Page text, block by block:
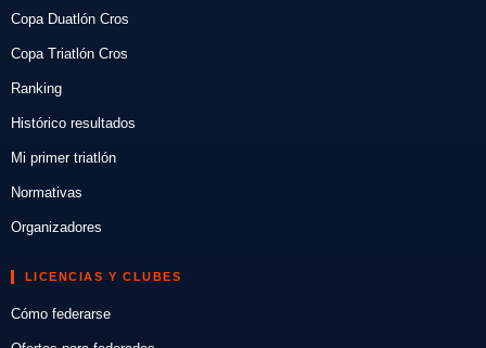
Copa Duatlón Cros
Copa Triatlón Cros
Ranking
Histórico resultados
Mi primer triatlón
Normativas
Organizadores
LICENCIAS Y CLUBES
Cómo federarse